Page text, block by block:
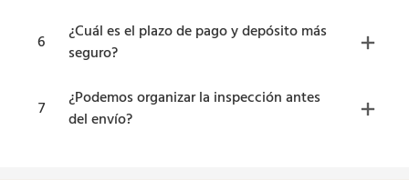
6
¿Cuál es el plazo de pago y depósito más
seguro?
7
¿Podemos organizar la inspección antes
del envío?